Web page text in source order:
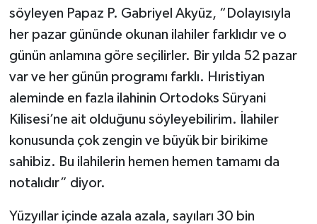
söyleyen Papaz P. Gabriyel Akyüz, “Dolayısıyla
her pazar gününde okunan ilahiler farklıdır ve o
günün anlamına göre seçilirler. Bir yılda 52 pazar
var ve her günün programı farklı. Hıristiyan
aleminde en fazla ilahinin Ortodoks Süryani
Kilisesi’ne ait olduğunu söyleyebilirim. İlahiler
konusunda çok zengin ve büyük bir birikime
sahibiz. Bu ilahilerin hemen hemen tamamı da
notalıdır” diyor.
Yüzyıllar içinde azala azala, sayıları 30 bin